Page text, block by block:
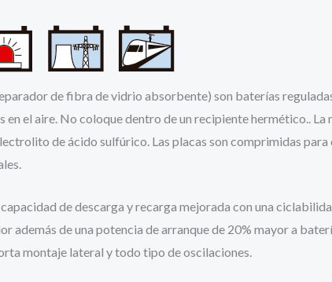
de fibra de vidrio absorbente) son baterías
el aire. No coloque dentro de un recipiente hermético..
de ácido sulfúrico. Las placas son comprimidas
de descarga y recarga mejorada con una
además de una potencia de arranque de 20% mayor a
montaje lateral y todo tipo de oscilaciones.